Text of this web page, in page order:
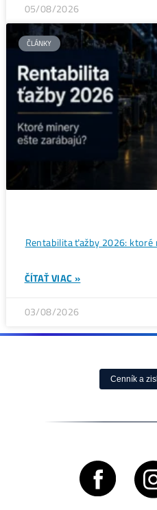
Bitcoin čelí vnútornému
sieť ťažby
05/08/2026
ČLÁNKY